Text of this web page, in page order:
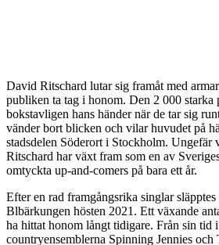
David Ritschard lutar sig framåt med
publiken ta tag i honom. Den 2 000 starka
bokstavligen hans händer när de tar sig
vänder bort blicken och vilar huvudet på
stadsdelen Söderort i Stockholm. Ungefär
Ritschard har växt fram som en av
omtyckta up-and-comers på bara ett år.
Efter en rad framgångsrika singlar
Blbärkungen hösten 2021. Ett växande
ha hittat honom långt tidigare. Från sin tid
countryensemblerna Spinning Jennies